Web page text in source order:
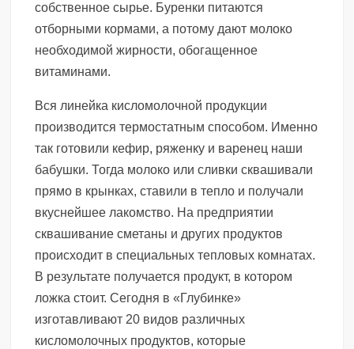
собственное сырье. Буренки питаются
отборными кормами, а потому дают молоко
необходимой жирности, обогащенное
витаминами.
Вся линейка кисломолочной продукции
производится термостатным способом. Именно
так готовили кефир, ряженку и варенец наши
бабушки. Тогда молоко или сливки сквашивали
прямо в крынках, ставили в тепло и получали
вкуснейшее лакомство. На предприятии
сквашивание сметаны и других продуктов
происходит в специальных тепловых комнатах.
В результате получается продукт, в котором
ложка стоит. Сегодня в «Глубинке»
изготавливают 20 видов различных
кисломолочных продуктов, которые